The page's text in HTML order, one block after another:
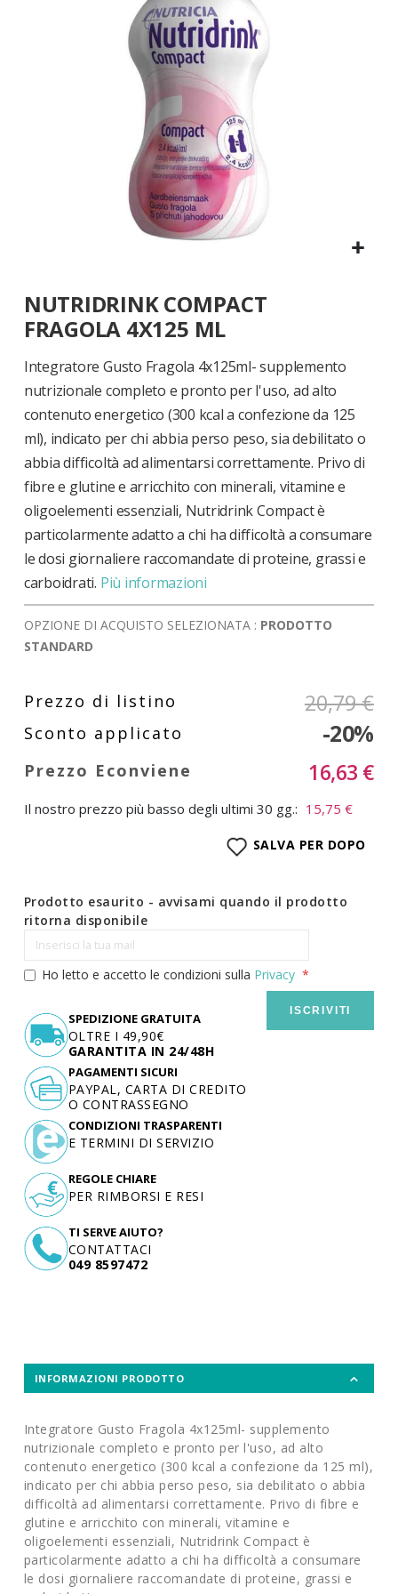
all'inizio
della
galleria
di
immagini
NUTRIDRINK COMPACT
FRAGOLA 4X125 ML
Integratore Gusto Fragola 4x125ml- supplemento
nutrizionale completo e pronto per l'uso, ad alto
contenuto energetico (300 kcal a confezione da 125
ml), indicato per chi abbia perso peso, sia debilitato o
abbia difficoltà ad alimentarsi correttamente. Privo di
fibre e glutine e arricchito con minerali, vitamine e
oligoelementi essenziali, Nutridrink Compact è
particolarmente adatto a chi ha difficoltà a consumare
le dosi giornaliere raccomandate di proteine, grassi e
carboidrati. Più informazioni
OPZIONE DI ACQUISTO SELEZIONATA : PRODOTTO
STANDARD
20,79 €
-20%
16,63 €
Il nostro prezzo più basso degli ultimi 30 gg.: 15,75 €
SALVA PER DOPO
Prodotto esaurito - avvisami quando il prodotto
ritorna disponibile
Ho letto e accetto le condizioni sulla Privacy
ISCRIVITI
SPEDIZIONE GRATUITA
OLTRE I 49,90€
GARANTITA IN 24/48H
TI SERVE AIUTO?
CONTATTACI
049 8597472
PAGAMENTI SICURI
PAYPAL, CARTA DI CREDITO
O CONTRASSEGNO
CONDIZIONI TRASPARENTI
E TERMINI DI SERVIZIO
REGOLE CHIARE
PER RIMBORSI E RESI
INFORMAZIONI PRODOTTO
Integratore Gusto Fragola 4x125ml- supplemento
nutrizionale completo e pronto per l'uso, ad alto
contenuto energetico (300 kcal a confezione da 125 ml),
indicato per chi abbia perso peso, sia debilitato o abbia
difficoltà ad alimentarsi correttamente. Privo di fibre e
glutine e arricchito con minerali, vitamine e
oligoelementi essenziali, Nutridrink Compact è
particolarmente adatto a chi ha difficoltà a consumare
le dosi giornaliere raccomandate di proteine, grassi e